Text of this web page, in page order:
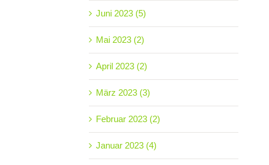
Juni 2023 (5)
Mai 2023 (2)
April 2023 (2)
März 2023 (3)
Februar 2023 (2)
Januar 2023 (4)